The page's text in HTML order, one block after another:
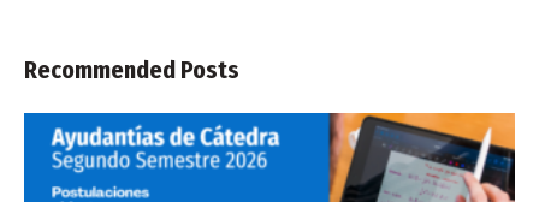
Recommended Posts